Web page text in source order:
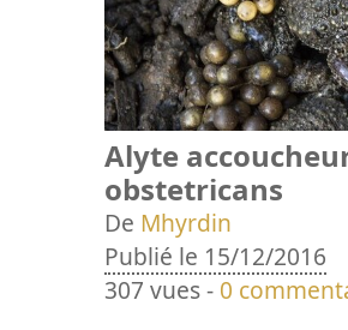
Alyte
obstetricans
De Mhyrdin
Publié le 15/12/2016
307 vues - 0